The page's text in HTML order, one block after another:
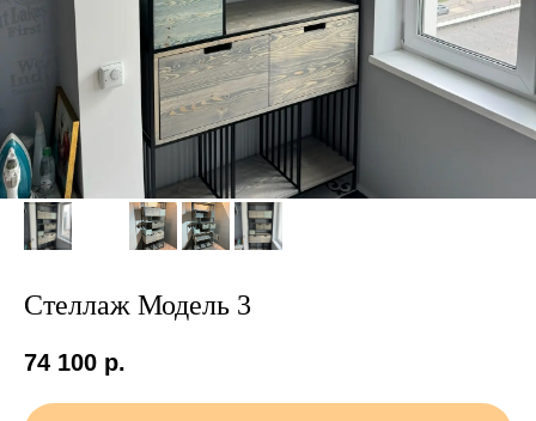
Стеллаж Модель 3
74 100 р.